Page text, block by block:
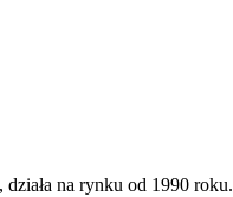
na rynku od 1990 roku.